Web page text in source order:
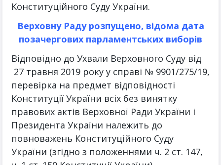
Конституційного Суду України.
Верховну Раду розпущено, відома дата
позачергових парламентських виборів
Відповідно до Ухвали Верховного Суду від
27 травня 2019 року у справі № 9901/275/19,
перевірка на предмет відповідності
Конституції України всіх без винятку
правових актів Верховної Ради України і
Президента України належить до
повноважень Конституційного Суду
України (згідно з положеннями ч. 2 ст. 147,